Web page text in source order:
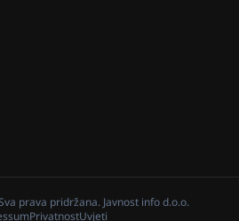
prava pridržana. Javnost info d.o.o.
PrivatnostUvjeti